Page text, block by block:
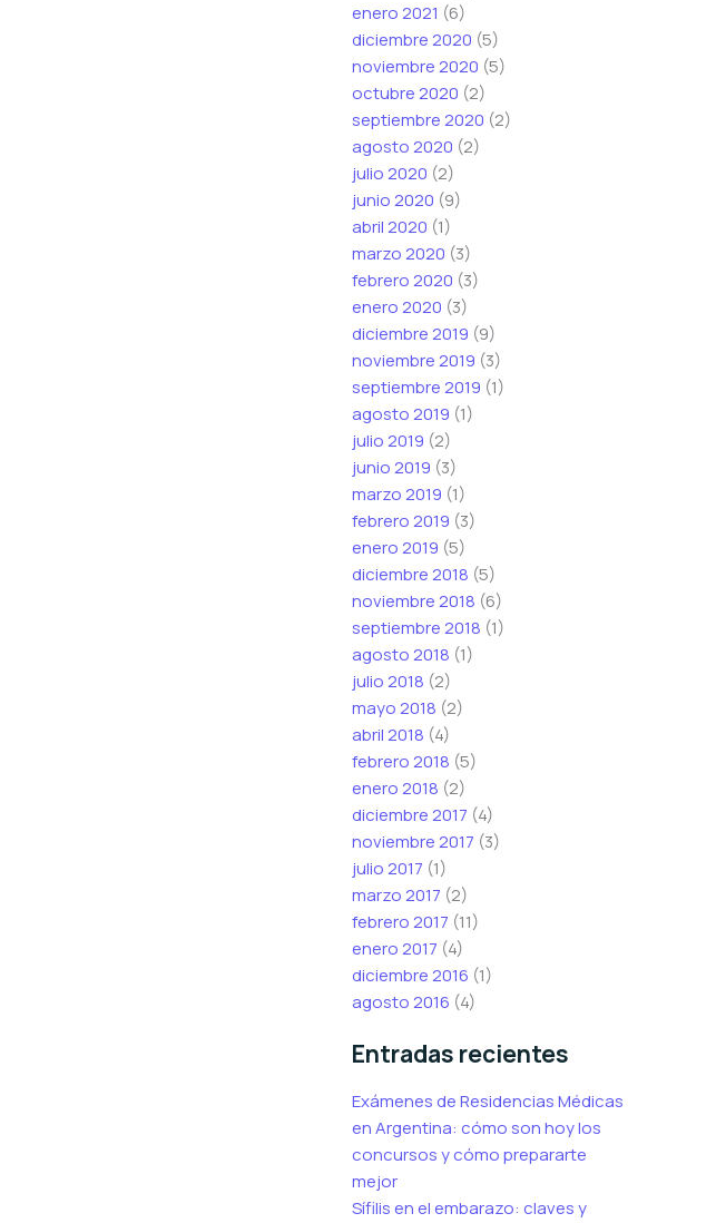
enero 2021 (6)
diciembre 2020 (5)
noviembre 2020 (5)
octubre 2020 (2)
septiembre 2020 (2)
agosto 2020 (2)
julio 2020 (2)
junio 2020 (9)
abril 2020 (1)
marzo 2020 (3)
febrero 2020 (3)
enero 2020 (3)
diciembre 2019 (9)
noviembre 2019 (3)
septiembre 2019 (1)
agosto 2019 (1)
julio 2019 (2)
junio 2019 (3)
marzo 2019 (1)
febrero 2019 (3)
enero 2019 (5)
diciembre 2018 (5)
noviembre 2018 (6)
septiembre 2018 (1)
agosto 2018 (1)
julio 2018 (2)
mayo 2018 (2)
abril 2018 (4)
febrero 2018 (5)
enero 2018 (2)
diciembre 2017 (4)
noviembre 2017 (3)
julio 2017 (1)
marzo 2017 (2)
febrero 2017 (11)
enero 2017 (4)
diciembre 2016 (1)
agosto 2016 (4)
Entradas recientes
Exámenes de Residencias Médicas
en Argentina: cómo son hoy los
concursos y cómo prepararte
mejor
Sífilis en el embarazo: claves y